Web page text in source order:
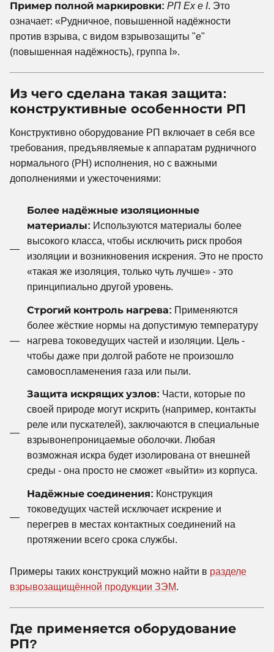
Пример полной маркировки: РП Ex e I. Это
означает: «Рудничное, повышенной надёжности
против взрыва, с видом взрывозащиты "e"
(повышенная надёжность), группа I».
Из чего сделана такая защита:
конструктивные особенности РП
Конструктивно оборудование РП включает в себя все
требования, предъявляемые к аппаратам рудничного
нормального (РН) исполнения, но с важными
дополнениями и ужесточениями:
Более надёжные изоляционные
материалы: Используются материалы более
высокого класса, чтобы исключить риск пробоя
изоляции и возникновения искрения. Это не просто
«такая же изоляция, только чуть лучше» - это
принципиально другой уровень.
Строгий контроль нагрева: Применяются
более жёсткие нормы на допустимую температуру
нагрева токоведущих частей и изоляции. Цель -
чтобы даже при долгой работе не произошло
самовоспламенения газа или пыли.
Защита искрящих узлов: Части, которые по
своей природе могут искрить (например, контакты
реле или пускателей), заключаются в специальные
взрывонепроницаемые оболочки. Любая
возможная искра будет изолирована от внешней
среды - она просто не сможет «выйти» из корпуса.
Надёжные соединения: Конструкция
токоведущих частей исключает искрение и
перегрев в местах контактных соединений на
протяжении всего срока службы.
Примеры таких конструкций можно найти в разделе
взрывозащищённой продукции ЗЭМ.
Где применяется оборудование
РП?